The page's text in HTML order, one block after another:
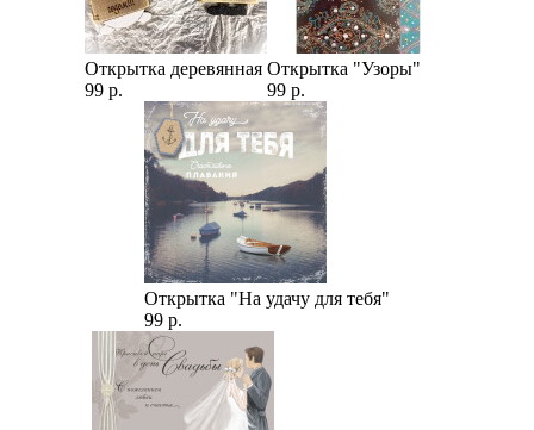
Открытка деревянная
99 р.
Открытка "Узоры"
99 р.
Открытка "На удачу для тебя"
99 р.